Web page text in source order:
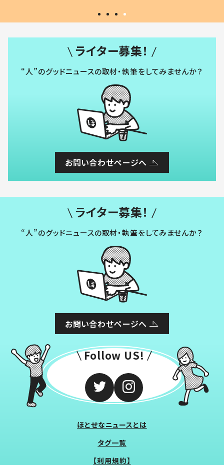
ライター募集！
“人”のグッドニュースの取材・執筆をしてみませんか？
お問い合わせページへ
ライター募集！
“人”のグッドニュースの取材・執筆をしてみませんか？
お問い合わせページへ
Follow US!
ほとせなニュースとは
タグ一覧
【利用規約】